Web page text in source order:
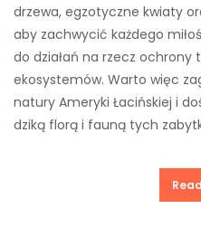
drzewa, egzotyczne kwiaty
aby zachwycić każdego
do działań na rzecz
ekosystemów. Warto więc
natury Ameryki Łacińskiej i
dziką florą i fauną tych